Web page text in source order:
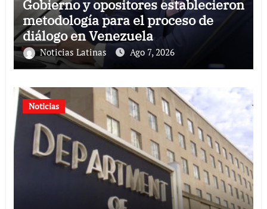
Gobierno y opositores establecieron
metodología para el proceso de
diálogo en Venezuela
Noticias Latinas Ago 7, 2026
Noticias